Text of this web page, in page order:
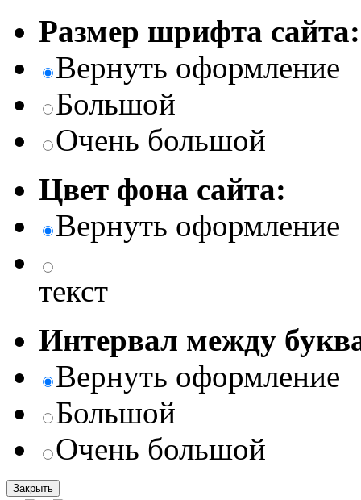
Размер шрифта сайта:
Вернуть оформление
Большой
Очень большой
Цвет фона сайта:
Вернуть оформление
текст
Интервал между
Вернуть оформление
Большой
Очень большой
Закрыть